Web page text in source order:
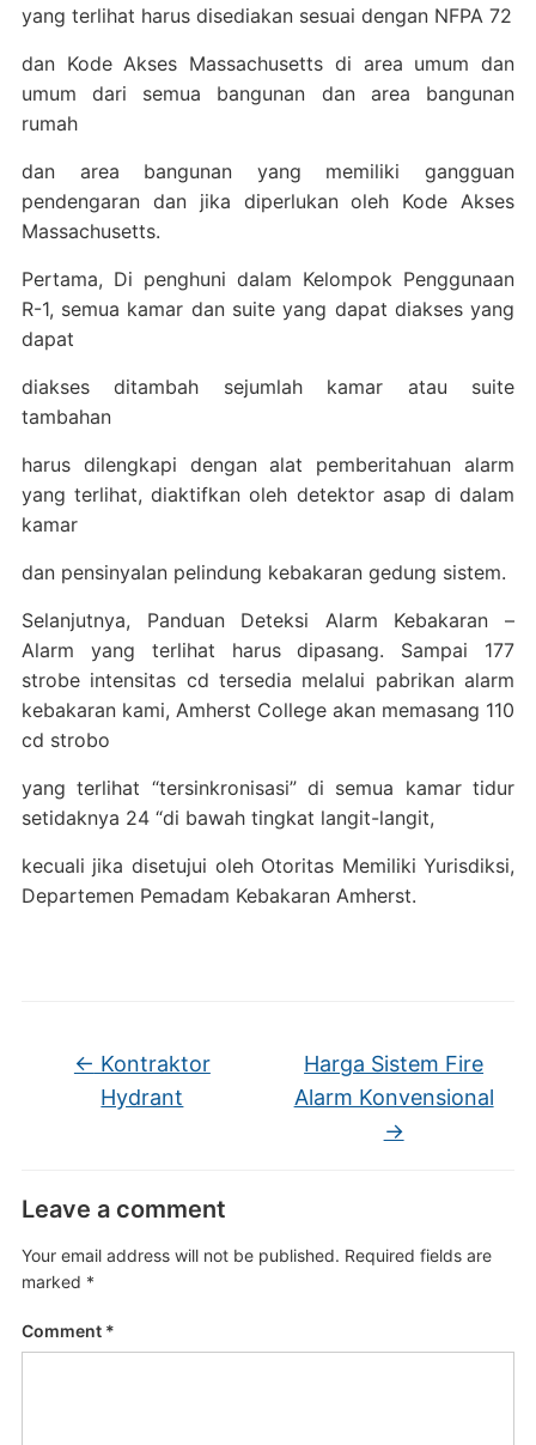
yang terlihat harus disediakan sesuai dengan NFPA 72
dan Kode Akses Massachusetts di area umum dan
umum dari semua bangunan dan area bangunan
rumah
dan area bangunan yang memiliki gangguan
pendengaran dan jika diperlukan oleh Kode Akses
Massachusetts.
Pertama, Di penghuni dalam Kelompok Penggunaan
R-1, semua kamar dan suite yang dapat diakses yang
dapat
diakses ditambah sejumlah kamar atau suite
tambahan
harus dilengkapi dengan alat pemberitahuan alarm
yang terlihat, diaktifkan oleh detektor asap di dalam
kamar
dan pensinyalan pelindung kebakaran gedung sistem.
Selanjutnya, Panduan Deteksi Alarm Kebakaran –
Alarm yang terlihat harus dipasang. Sampai 177
strobe intensitas cd tersedia melalui pabrikan alarm
kebakaran kami, Amherst College akan memasang 110
cd strobo
yang terlihat “tersinkronisasi” di semua kamar tidur
setidaknya 24 “di bawah tingkat langit-langit,
kecuali jika disetujui oleh Otoritas Memiliki Yurisdiksi,
Departemen Pemadam Kebakaran Amherst.
← Kontraktor
Hydrant
Harga Sistem Fire
Alarm Konvensional
→
Leave a comment
Your email address will not be published. Required fields are
marked *
Comment *